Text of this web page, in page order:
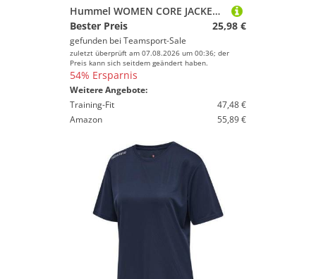
Hummel WOMEN CORE JACKET - BLACK IRIS - XL
Bester Preis
25,98 €
gefunden bei Teamsport-Sale
zuletzt überprüft am 07.08.2026 um 00:36; der
Preis kann sich seitdem geändert haben.
54% Ersparnis
Weitere Angebote:
Training-Fit
47,48 €
Amazon
55,89 €